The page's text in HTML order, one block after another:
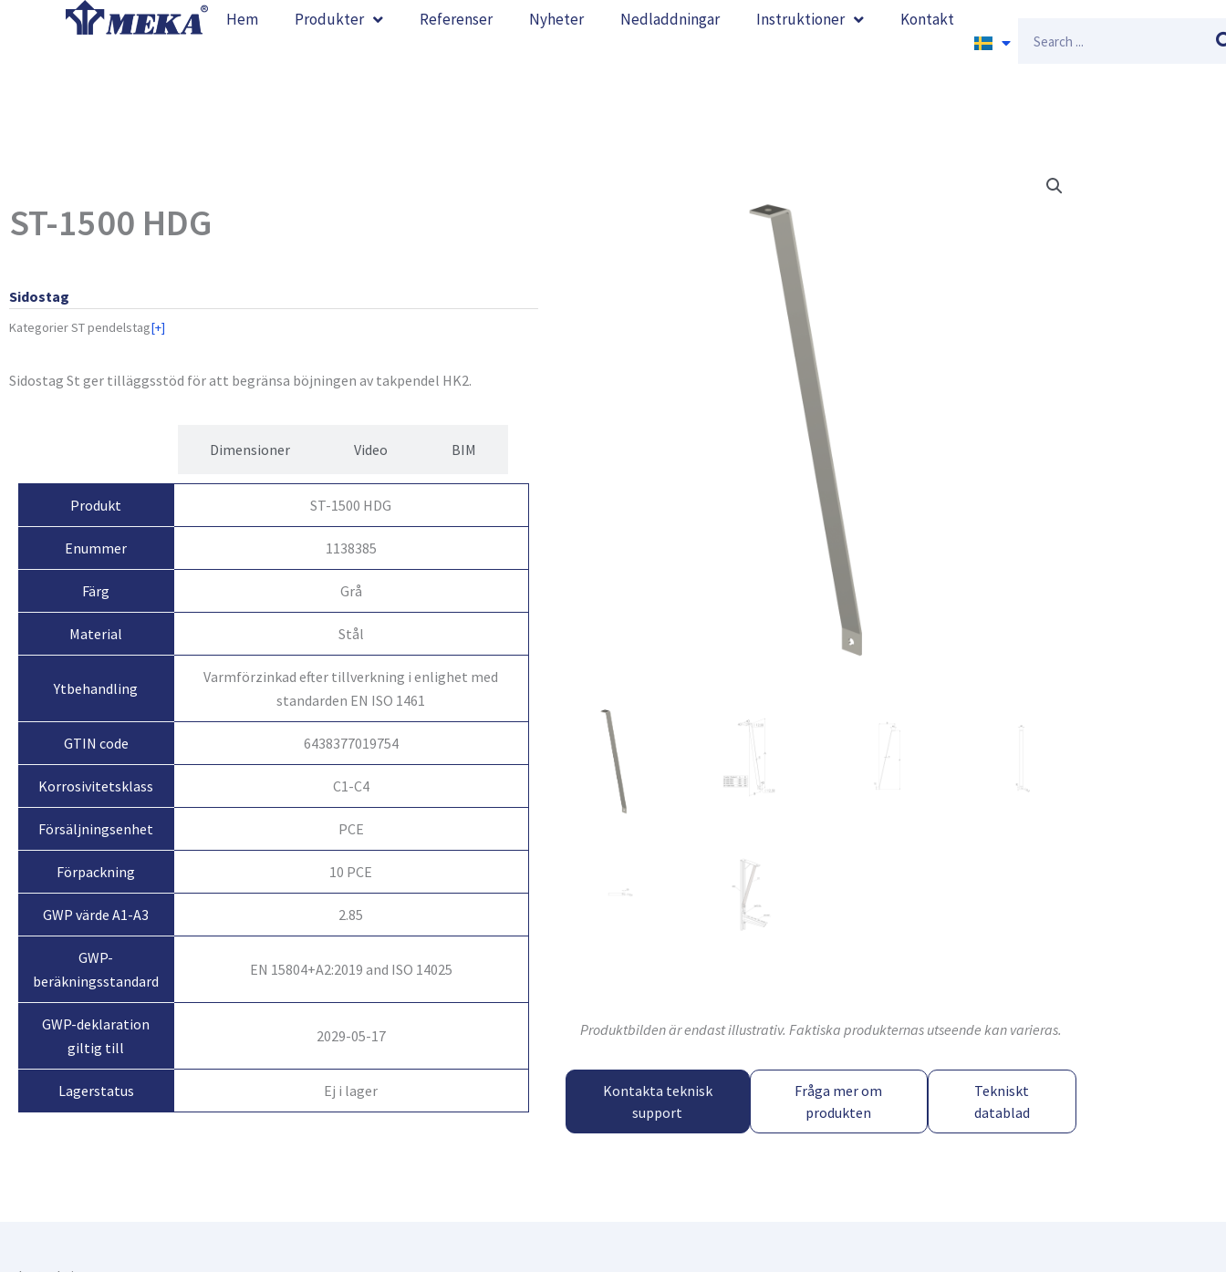
Hem Produkter Referenser Nyheter Nedladdningar Instruktioner Kontakt
ST-1500 HDG
Sidostag
KategorierST pendelstag[+]
Sidostag St ger tilläggsstöd för att begränsa böjningen av takpendel HK2.
Dimensioner Video BIM
Produkt ST-1500 HDG
Enummer 1138385
Färg Grå
Material Stål
Ytbehandling
Varmförzinkad efter tillverkning i enlighet med
standarden EN ISO 1461
GTIN code 6438377019754
Korrosivitetsklass C1-C4
Försäljningsenhet PCE
Förpackning 10 PCE
GWP värde A1-A3 2.85
GWP-
beräkningsstandard
EN 15804+A2:2019 and ISO 14025
GWP-deklaration
giltig till
2029-05-17
Lagerstatus Ej i lager
Produktbilden är endast illustrativ. Faktiska produkternas utseende kan varieras.
Kontakta teknisk
support
Fråga mer om
produkten
Tekniskt
datablad